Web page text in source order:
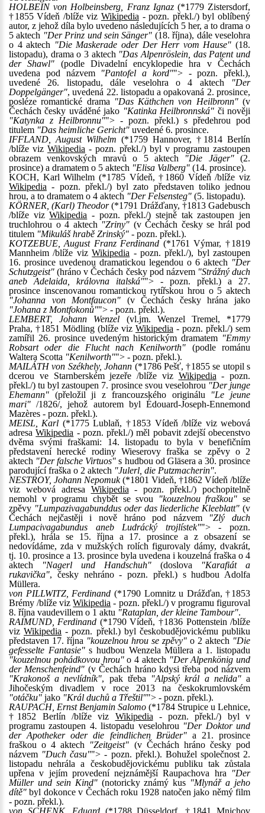
HOLBEIN von Holbeinsberg, Franz Ignaz(*1779 Zistersdorf,
†1855 Vídeň /blíže viz Wikipedia - pozn. překl./) byl oblíbený
autor, z jehož díla bylo uvedeno následujících 5 her, a to drama o
5 aktech "Der Prinz und sein Sänger" (18. října), dále veselohra
o 4 aktech "Die Maskerade oder Der Herr vom Hause" (18.
listopadu), drama o 3 aktech "Das Alpenröslein, das Patent und
der Shawl" (podle Divadelní encyklopedie hra v Čechách
uvedena pod názvem
"Pantofel a kord""> - pozn. překl.),
uvedené 26. listopadu, dále veselohra o 4 aktech
"Der
Doppelgänger", uvedená 22. listopadu a opakovaná 2. prosince,
posléze romantické drama "Das Käthchen von Heilbronn"(v
Čechách česky uváděné jako "Katinka Heilbronnská" či nověji
"Katynka z Heilbronnu""> - pozn. překl.) s předehrou pod
titulem "Das heimliche Gericht" uvedené 6. prosince.
IFFLAND, August Wilhelm (*1759 Hannover, †1814 Berlín
/blíže viz Wikipedia - pozn. překl./) byl v programu zastoupen
obrazem venkovských mravů o 5 aktech
"Die Jäger"(2.
prosince) a dramatem o 5 aktech "Elisa Valberg" (14. prosince).
KOCH, Karl Wilhelm (*1785 Vídeň, †1860 Vídeň /blíže viz
Wikipedia - pozn. překl./) byl zato představen toliko jednou
hrou, a to dramatem o 4 aktech "Der Felsensteg" (5. listopadu).
KÖRNER, (Karl) Theodor(*1791 Drážďany, †1813 Gadebusch
/blíže vizWikipedia - pozn. překl./) stejně tak zastoupen jen
truchlohrou o 4 aktech "Zriny" (v Čechách česky se hrál pod
titulem "Mikuláš hrabě Zrinský" - pozn. překl.).
KOTZEBUE, August Franz Ferdinand (*1761 Výmar, †1819
Mannheim /blíže vizWikipedia - pozn. překl./), byl zastoupen
16. prosince uvedenou dramatickou legendou o 6 aktech "Der
Schutzgeist" (hráno v Čechách česky pod názvem "Strážný duch
aneb Adelaida, královna italská""> - pozn. překl.) a 27.
prosince inscenovanou romantickou rytířskou hrou o 5 aktech
"Johanna von Montfaucon" (v Čechách česky hrána jako
"Johana z Montfokonů""> - pozn. překl.).
LEMBERT, Johann Wenzel (vl.jm. Wenzel Tremel, *1779
Praha, †1851 Mödling (blíže viz Wikipedia - pozn. překl./) sem
zamířil 26. prosince uvedeným historickým dramatem "Emmy
Robsart oder die Flucht nach Kenilworth" (podle románu
Waltera Scotta "Kenilworth""> - pozn. překl.).
MAILÁTH von Székhely, Johann (*1786 Pešť, †1855 se utopil s
dcerou ve Starnberském jezeře /blíže viz Wikipedia - pozn.
překl./) tu byl zastoupen 7. prosince svou veselohrou "Der junge
Ehemann" (přeložil ji z francouzského originálu
"Le jeune
mari" /1826/, jehož autorem byl Édouard-Joseph-Ennemond
Mazères - pozn. překl.).
MEISL, Karl (*1775 Lublaň, †1853 Vídeň /blíže viz webová
adresaWikipedia - pozn. překl./) měl pobavit zdejší obecenstvo
dvěma svými fraškami: 14. listopadu to byla v benefičním
představení herecké rodiny Wieserovy fraška se zpěvy o 2
aktech "Der falsche Virtuos" s hudbou od Gläsera a 30. prosince
parodující fraška o 2 aktech "Julerl, die Putzmacherin".
NESTROY, Johann Nepomuk(*1801 Videň, †1862 Vídeň /blíže
viz webová adresa Wikipedia - pozn. překl./) pochopitelně
nemohl v programu chybět se svou
"kouzelnou fraškou" se
zpěvy "Lumpazivagabunddus oder das liederliche Kleeblatt" (v
Čechách nejčastěji i nově hráno pod názvem "Zlý duch
Lumpacivagabundus aneb Ludrácký trojlístek""> - pozn.
překl.), hrála se 15. října a 17. prosince a z obsazení se
nedovídáme, zda v mužských rolích figurovaly dámy, dvakrát,
tj. 10. prosince a 13. prosince byla uvedena i kouzelná fraška o 4
aktech
"Nagerl und Handschuh" (doslova
"Karafiát a
rukavička", česky nehráno - pozn. překl.) s hudbou Adolfa
Müllera.
von PILLWITZ, Ferdinand (*1790 Lomnitz u Drážďan, †1853
Brémy /blíže vizWikipedia - pozn. překl./) v programu figuroval
8. října vaudevillem o 1 aktu "Rataplan, der kleine Tambour".
RAIMUND, Ferdinand (*1790 Vídeň, †1836 Pottenstein /blíže
vizWikipedia - pozn. překl.) byl českobudějovickému publiku
představen 17. října "kouzelnou hrou se zpěvy" o 2 aktech "Die
gefesselte Fantasie"s hudbou Wenzela Müllera a 1. listopadu
"kouzelnou pohádkovou hrou"o 4 aktech "Der Alpenkönig und
der Menschenfeind" (v Čechách hráno kdysi třeba pod názvem
"Krakonoš a nevlídník", pak třeba "Alpský král a nelida"a
Jihočeským divadlem v roce 2013 na českokrumlovském
"otáčku" jako "Král duchů a Třeštil""> - pozn. překl.).
RAUPACH, Ernst Benjamin Salomo (*1784 Strupice u Lehnice,
†1852 Berlín /blíže viz Wikipedia - pozn. překl./) byl v
programu zastoupen 4. listopadu veselohrou "Der Doktor und
der Apotheker oder die feindlichen Brüder"a 21. prosince
fraškou o 4 aktech "Zeitgeist" (v Čechách hráno česky pod
názvem "Duch času""> - pozn. překl.). Bohužel společnost 2.
listopadu nehrála a českobudějovickému publiku tak zůstala
upřena v jejím provedení nejznámější Raupachova hra
"Der
Müller und sein Kind"(notoricky známý kus "Mlynář a jeho
dítě" byl dokonce v Čechách roku 1928 natočen jako němý film
- pozn. překl.).
von SCHENK, Eduard (*1788 Düsseldorf, †1841 Mnichov